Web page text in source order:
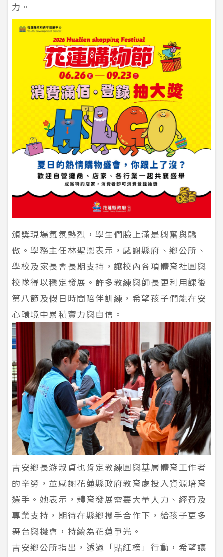
力。
頒獎現場氣氛熱烈，學生們臉上滿是興奮與驕
傲。學務主任林聖恩表示，感謝縣府、鄉公所、
學校及家長會長期支持，讓校內各項體育社團與
校隊得以穩定發展。許多教練與師長更利用課後
第八節及假日時間陪伴訓練，希望孩子們能在安
心環境中累積實力與自信。
吉安鄉長游淑貞也肯定教練團與基層體育工作者
的辛勞，並感謝花蓮縣政府教育處投入資源培育
選手。她表示，體育發展需要大量人力、經費及
專業支持，期待在縣鄉攜手合作下，給孩子更多
舞台與機會，持續為花蓮爭光。
吉安鄉公所指出，透過「貼紅榜」行動，希望讓